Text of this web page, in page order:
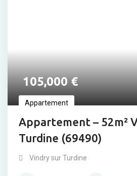
105,000€
Appartement
Appartement – 52m²
Turdine (69490)
Vindry sur Turdine